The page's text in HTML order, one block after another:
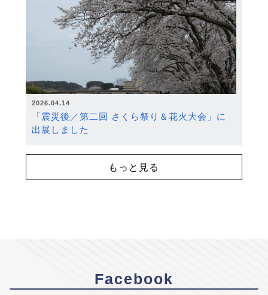
2026.04.14
「震災後／第二回 さくら祭り＆花火大会」に
出展しました
もっと見る
Facebook